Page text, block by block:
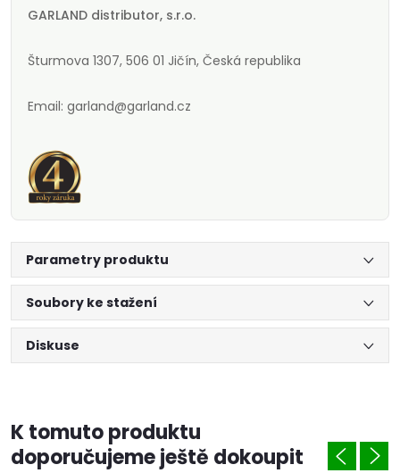
GARLAND distributor, s.r.o.
Šturmova 1307, 506 01 Jičín, Česká republika
Email: garland@garland.cz
Parametry produktu
Soubory ke stažení
Diskuse
K tomuto produktu
doporučujeme ještě dokoupit